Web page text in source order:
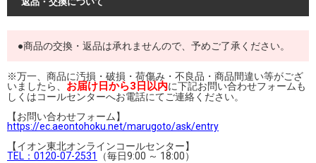
●商品の交換・返品は承れませんので、予めご了承ください。
※万一、商品に汚損・破損・荷傷み・不良品・商品間違い等がござ
いましたら、 お届け日から3日以内に下記お問い合わせフォームも
しくはコールセンターへお電話にてご連絡ください。
【お問い合わせフォーム】
https://ec.aeontohoku.net/marugoto/ask/entry
【イオン東北オンラインコールセンター】
TEL：0120-07-2531
（毎日9:00 ～ 18:00）